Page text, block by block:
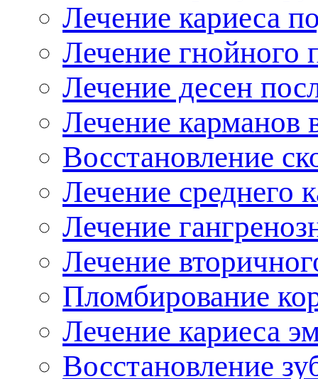
Лечение кариеса
Лечение гнойного
Лечение десен
Лечение карманов
осстановление
Лечение среднего
Лечение
Лечение
Пломбирование
Лечение кариеса
осстановление